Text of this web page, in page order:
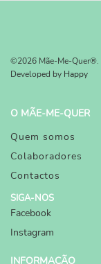
©2026 Mãe-Me-Quer®.
Developed by Happy
O MÃE-ME-QUER
Quem somos
Colaboradores
Contactos
SIGA-NOS
Facebook
Instagram
INFORMAÇÃO